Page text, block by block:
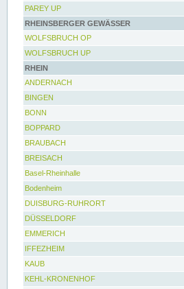
PAREY UP
RHEINSBERGER GEWÄSSER
WOLFSBRUCH OP
WOLFSBRUCH UP
RHEIN
ANDERNACH
BINGEN
BONN
BOPPARD
BRAUBACH
BREISACH
Basel-Rheinhalle
Bodenheim
DUISBURG-RUHRORT
DÜSSELDORF
EMMERICH
IFFEZHEIM
KAUB
KEHL-KRONENHOF